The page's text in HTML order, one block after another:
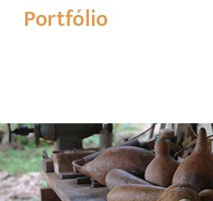
Portfólio
MULTIVERSO
Levi Ramiro
sobre instrumentos